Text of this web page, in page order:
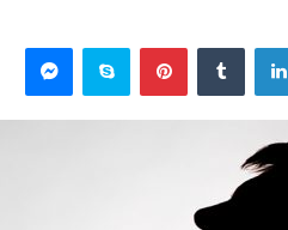
لينكدإن بينتيريستسكايب